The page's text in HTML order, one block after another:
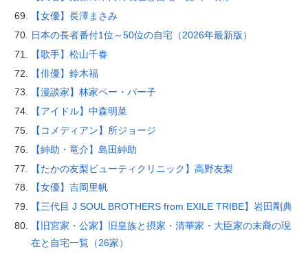
【女優】長澤まさみ
日本の長者番付1位～50位の自宅（2026年最新版）
【歌手】松山千春
【俳優】鈴木福
【漫談家】林家ペー・パー子
【アイドル】中森明菜
【コメディアン】所ジョージ
【紳助・竜介】島田紳助
【たかの友梨ビューティクリニック】高野友梨
【女優】吉岡里帆
【三代目 J SOUL BROTHERS from EXILE TRIBE】岩田剛典
【旧宮家・公家】旧皇族と摂家・清華家・大臣家の末裔の現
在と自宅一覧（26家）